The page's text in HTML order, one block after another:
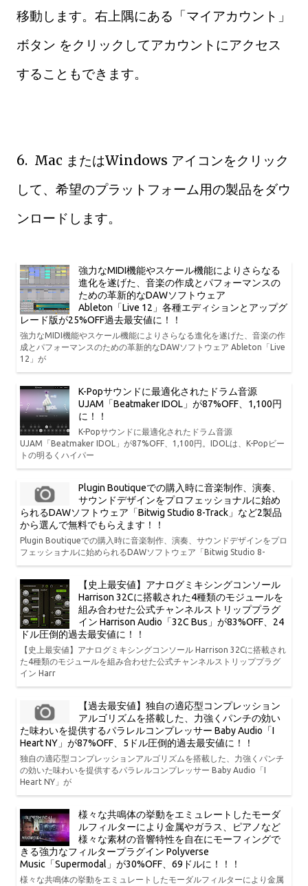
移動します。右上隅にある「マイアカウント」
ボタン をクリックしてアカウントにアクセス
することもできます。
6. Mac またはWindows アイコンをクリック
して、希望のプラットフォーム用の製品をダウ
ンロードします。
強力なMIDI機能やスケール機能によりさらなる
進化を遂げた、音楽の作成とパフォーマンスの
ための革新的なDAWソフトウェア
Ableton「Live 12」各種エディションとアップグ
レード版が25%OFF過去最安値に！！
強力なMIDI機能やスケール機能によりさらなる進化を遂げた、音楽の作
成とパフォーマンスのための革新的なDAWソフトウェア Ableton「Live
12」が
K-Popサウンドに最適化されたドラム音源
UJAM「Beatmaker IDOL」が87%OFF、1,100円
に！！
K-Popサウンドに最適化されたドラム音源
UJAM「Beatmaker IDOL」が87%OFF、1,100円。IDOLは、K-Popビー
トの明るくハイパー
Plugin Boutiqueでの購入時に音楽制作、演奏、
サウンドデザインをプロフェッショナルに始め
られるDAWソフトウェア「Bitwig Studio 8-Track」など2製品
から選んで無料でもらえます！！
Plugin Boutiqueでの購入時に音楽制作、演奏、サウンドデザインをプロ
フェッショナルに始められるDAWソフトウェア「Bitwig Studio 8-
【史上最安値】アナログミキシングコンソール
Harrison 32Cに搭載された4種類のモジュールを
組み合わせた公式チャンネルストリッププラグ
イン Harrison Audio「32C Bus」が83%OFF、24
ドル圧倒的過去最安値に！！
【史上最安値】アナログミキシングコンソール Harrison 32Cに搭載され
た4種類のモジュールを組み合わせた公式チャンネルストリッププラグ
イン Harr
【過去最安値】独自の適応型コンプレッション
アルゴリズムを搭載した、力強くパンチの効い
た味わいを提供するパラレルコンプレッサー Baby Audio「I
Heart NY」が87%OFF、5ドル圧倒的過去最安値に！！
独自の適応型コンプレッションアルゴリズムを搭載した、力強くパンチ
の効いた味わいを提供するパラレルコンプレッサー Baby Audio「I
Heart NY」が
様々な共鳴体の挙動をエミュレートしたモーダ
ルフィルターにより金属やガラス、ピアノなど
様々な素材の音響特性を自在にモーフィングで
きる強力なフィルタープラグイン Polyverse
Music「Supermodal」が30%OFF、69ドルに！！！
様々な共鳴体の挙動をエミュレートしたモーダルフィルターにより金属